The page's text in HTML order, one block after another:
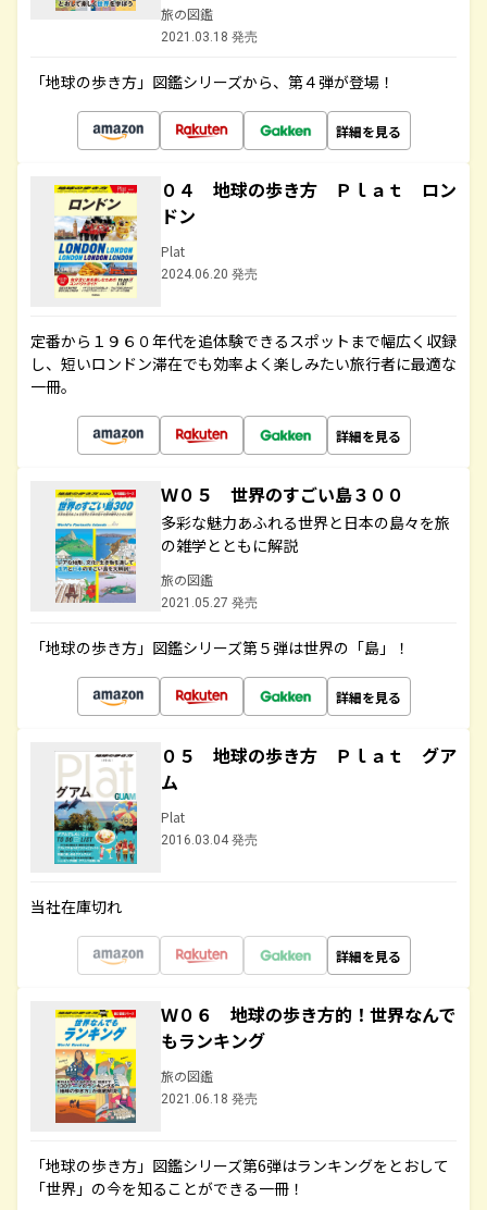
旅の図鑑
2021.03.18 発売
「地球の歩き方」図鑑シリーズから、第４弾が登場！
詳細を見る
０４ 地球の歩き方 Ｐｌａｔ ロン
ドン
Plat
2024.06.20 発売
定番から１９６０年代を追体験できるスポットまで幅広く収録
し、短いロンドン滞在でも効率よく楽しみたい旅行者に最適な
一冊。
詳細を見る
Ｗ０５ 世界のすごい島３００
多彩な魅力あふれる世界と日本の島々を旅
の雑学とともに解説
旅の図鑑
2021.05.27 発売
「地球の歩き方」図鑑シリーズ第５弾は世界の「島」！
詳細を見る
０５ 地球の歩き方 Ｐｌａｔ グア
ム
Plat
2016.03.04 発売
当社在庫切れ
詳細を見る
Ｗ０６ 地球の歩き方的！世界なんで
もランキング
旅の図鑑
2021.06.18 発売
「地球の歩き方」図鑑シリーズ第6弾はランキングをとおして
「世界」の今を知ることができる一冊！